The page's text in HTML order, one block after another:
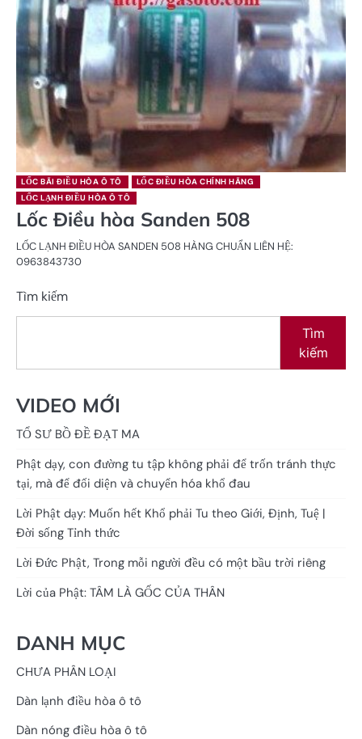
LỐC BÃI ĐIỀU HÒA Ô TÔ
LỐC ĐIỀU HÒA CHÍNH HÃNG
LỐC LẠNH ĐIỀU HÒA Ô TÔ
Lốc Điều hòa Sanden 508
LỐC LẠNH ĐIỀU HÒA SANDEN 508 HÀNG CHUẨN LIÊN HỆ:
0963843730
Tìm kiếm
Tìm
kiếm
VIDEO MỚI
TỔ SƯ BỒ ĐỀ ĐẠT MA
Phật dạy, con đường tu tập không phải để trốn tránh thực
tại, mà để đối diện và chuyển hóa khổ đau
Lời Phật dạy: Muốn hết Khổ phải Tu theo Giới, Định, Tuệ |
Đời sống Tỉnh thức
Lời Đức Phật, Trong mỗi người đều có một bầu trời riêng
Lời của Phật: TÂM LÀ GỐC CỦA THÂN
DANH MỤC
CHƯA PHÂN LOẠI
Dàn lạnh điều hòa ô tô
Dàn nóng điều hòa ô tô